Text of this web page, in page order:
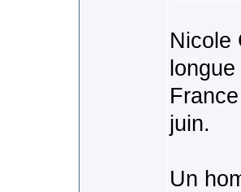
Nicole
juin.
Un